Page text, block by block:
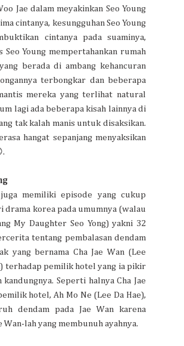
Jae dalam meyakinkan Seo Young
cintanya, kesungguhan Seo Young
cintanya pada suaminya,
Seo Young mempertahankan rumah
berada di ambang kehancuran
terbongkar dan beberapa
mereka yang terlihat natural
lagi ada beberapa kisah lainnya di
tak kalah manis untuk disaksikan.
hangat sepanjang menyaksikan
memiliki episode yang cukup
drama korea pada umumnya (walau
My Daughter Seo Yong) yakni 32
tentang pembalasan dendam
yang bernama Cha Jae Wan (Lee
terhadap pemilik hotel yang ia pikir
kandungnya. Seperti halnya Cha Jae
hotel, Ah Mo Ne (Lee Da Hae),
dendam pada Jae Wan karena
Wan-lah yang membunuh ayahnya.